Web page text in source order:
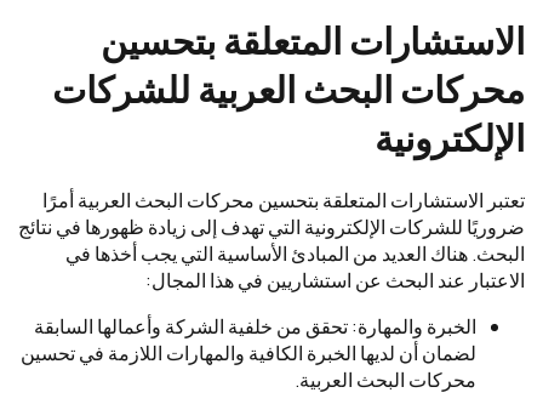
الاستشارات المتعلقة بتحسين
محركات البحث العربية للشركات
الإلكترونية
تعتبر الاستشارات المتعلقة بتحسين محركات البحث العربية أمرًا
ضروريًا للشركات الإلكترونية التي تهدف إلى زيادة ظهورها في نتائج
البحث. هناك العديد من المبادئ الأساسية التي يجب أخذها في
الاعتبار عند البحث عن استشاريين في هذا المجال:
الخبرة والمهارة: تحقق من خلفية الشركة وأعمالها السابقة
لضمان أن لديها الخبرة الكافية والمهارات اللازمة في تحسين
محركات البحث العربية.